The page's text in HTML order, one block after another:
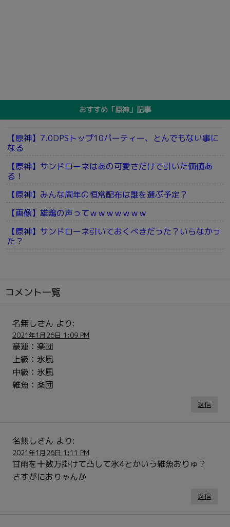
おすすめ「原神」記事
【原神】7.0DPSトップ10パーティー、とんでもない事に
なる
【原神】サンドローネはあの可愛さだけで引いた価値あ
る！
【原神】みんな周年の恒常配布は誰を選ぶ予定？
【画像】雄鶏の声ってｗｗｗｗｗｗｗ
【原神】サンドローネ引いておくべきだった？いらなかっ
た？
コメント一覧
名無しさん より:
2021年1月26日 1:09 PM
豪運：楽団
上級：氷風
中級：氷風
雑魚：楽団
返信
名無しさん より:
2021年1月26日 1:11 PM
甘雨を十数万掛けて凸して氷4とかいう雑魚おりゅ？
さすがにおりゃんか
返信